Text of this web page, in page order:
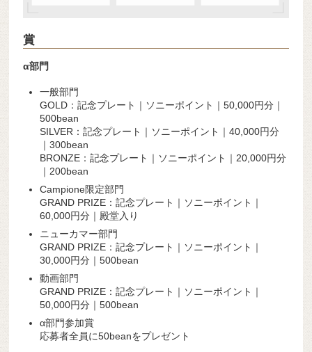
賞
α部門
一般部門
GOLD：記念プレート｜ソニーポイント｜50,000円分｜
500bean
SILVER：記念プレート｜ソニーポイント｜40,000円分
｜300bean
BRONZE：記念プレート｜ソニーポイント｜20,000円分
｜200bean
Campione限定部門
GRAND PRIZE：記念プレート｜ソニーポイント｜
60,000円分｜殿堂入り
ニューカマー部門
GRAND PRIZE：記念プレート｜ソニーポイント｜
30,000円分｜500bean
動画部門
GRAND PRIZE：記念プレート｜ソニーポイント｜
50,000円分｜500bean
α部門参加賞
応募者全員に50beanをプレゼント